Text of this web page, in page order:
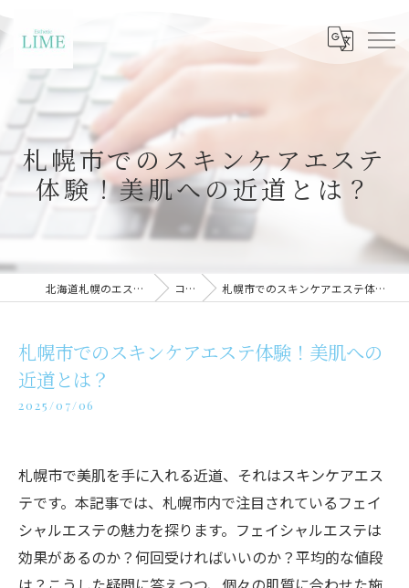
札幌市でのスキンケアエステ
体験！美肌への近道とは？
北海道札幌のエステならLIME札幌 コラム 札幌市でのスキンケアエステ体験！美肌への近道とは？
札幌市でのスキンケアエステ体験！美肌への
近道とは？
2025/07/06
札幌市で美肌を手に入れる近道、それはスキンケアエス
テです。本記事では、札幌市内で注目されているフェイ
シャルエステの魅力を探ります。フェイシャルエステは
効果があるのか？何回受ければいいのか？平均的な値段